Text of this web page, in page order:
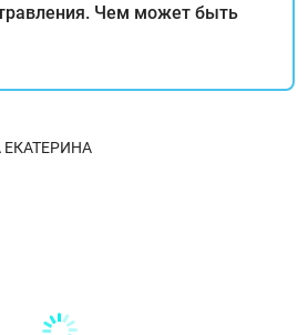
Чем может быть